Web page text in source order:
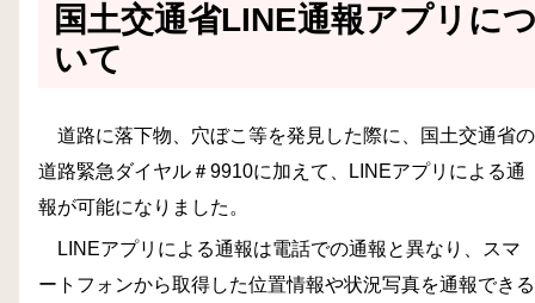
国土交通省LINE通報アプリに
いて
道路に落下物、穴ぼこ等を発見した際に、国土交通省の
道路緊急ダイヤル＃9910に加えて、LINEアプリによる通
報が可能になりました。
LINEアプリによる通報は電話での通報と異なり、スマ
ートフォンから取得した位置情報や状況写真を通報できる